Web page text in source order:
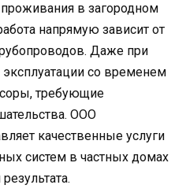
в загородном
напрямую зависит от
Даже при
со временем
требующие
ООО
качественные услуги
систем в частных домах